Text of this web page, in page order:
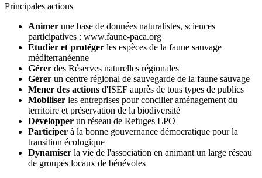
Principales actions
Animer une base de données naturalistes, sciences
participatives : www.faune-paca.org
Etudier et protéger les espèces de la faune sauvage
méditerranéenne
Gérer des Réserves naturelles régionales
Gérer un centre régional de sauvegarde de la faune sauvage
Mener des actions d'ISEF auprès de tous types de publics
Mobiliser les entreprises pour concilier aménagement du
territoire et préservation de la biodiversité
Développer un réseau de Refuges LPO
Participer à la bonne gouvernance démocratique pour la
transition écologique
Dynamiser la vie de l'association en animant un large réseau
de groupes locaux de bénévoles